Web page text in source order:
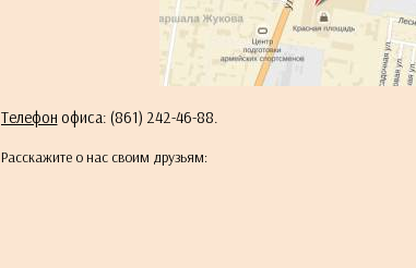
Телефон офиса: (861) 242-46-88.
Расскажите о нас своим друзьям: